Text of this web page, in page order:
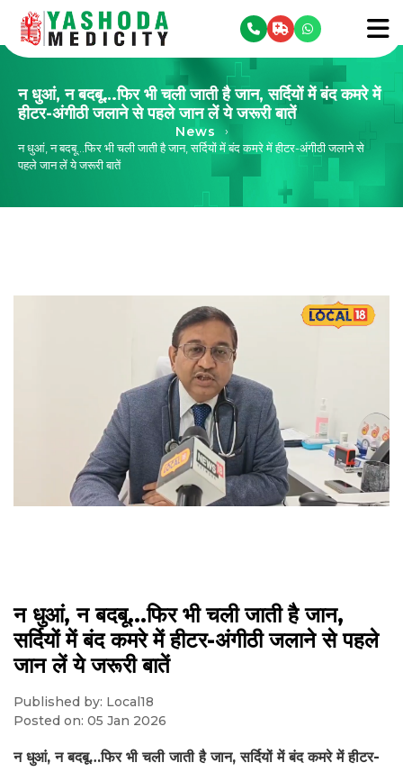
menu
न धुआं, न बदबू…फिर भी चली जाती है जान, सर्दियों में बंद कमरे में
हीटर-अंगीठी जलाने से पहले जान लें ये जरूरी बातें
News
›
न धुआं, न बदबू…फिर भी चली जाती है जान, सर्दियों में बंद कमरे में हीटर-अंगीठी जलाने से
पहले जान लें ये जरूरी बातें
न धुआं, न बदबू…फिर भी चली जाती है जान,
सर्दियों में बंद कमरे में हीटर-अंगीठी जलाने से पहले
जान लें ये जरूरी बातें
Published by: Local18
Posted on: 05 Jan 2026
न धुआं, न बदबू…फिर भी चली जाती है जान, सर्दियों में बंद कमरे में हीटर-